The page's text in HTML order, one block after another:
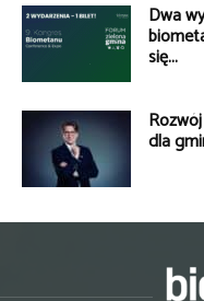
Dwa
się...
dla